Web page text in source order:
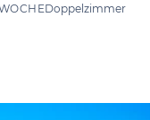
Doppelzimmer